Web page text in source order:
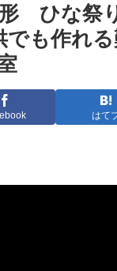
形 ひな
作れる
はて